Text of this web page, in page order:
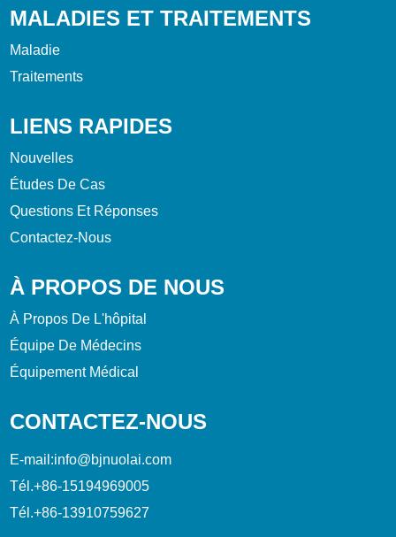
MALADIES ET TRAITEMENTS
Maladie
Traitements
LIENS RAPIDES
Nouvelles
Études De Cas
Questions Et Réponses
Contactez-Nous
À PROPOS DE NOUS
À Propos De L'hôpital
Équipe De Médecins
Équipement Médical
CONTACTEZ-NOUS
E-mail:info@bjnuolai.com
Tél.+86-15194969005
Tél.+86-13910759627